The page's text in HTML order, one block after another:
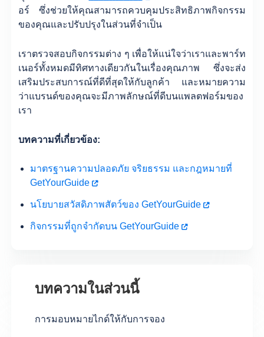
อร์ ซึ่งช่วยให้คุณสามารถควบคุมประสิทธิภาพกิจกรรม
ของคุณและปรับปรุงในส่วนที่จำเป็น
เราตรวจสอบกิจกรรมต่าง ๆ เพื่อให้แน่ใจว่าเราและพาร์ท
เนอร์ทั้งหมดมีทิศทางเดียวกันในเรื่องคุณภาพ ซึ่งจะส่ง
เสริมประสบการณ์ที่ดีที่สุดให้กับลูกค้า และหมายความ
ว่าแบรนด์ของคุณจะมีภาพลักษณ์ที่ดีบนแพลตฟอร์มของ
เรา
บทความที่เกี่ยวข้อง:
มาตรฐานความปลอดภัย จริยธรรม และกฎหมายที่
GetYourGuide
นโยบายสวัสดิภาพสัตว์ของ GetYourGuide
กิจกรรมที่ถูกจำกัดบน GetYourGuide
บทความในส่วนนี้
การมอบหมายไกด์ให้กับการจอง